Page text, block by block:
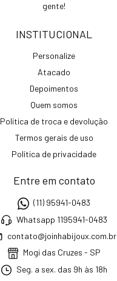
gente!
INSTITUCIONAL
Personalize
Atacado
Depoimentos
Quem somos
Política de troca e devolução
Termos gerais de uso
Política de privacidade
Entre em contato
(11) 95941-0483
Whatsapp 1195941-0483
contato@joinhabijoux.com.br
Mogi das Cruzes - SP
Seg. a sex. das 9h às 18h